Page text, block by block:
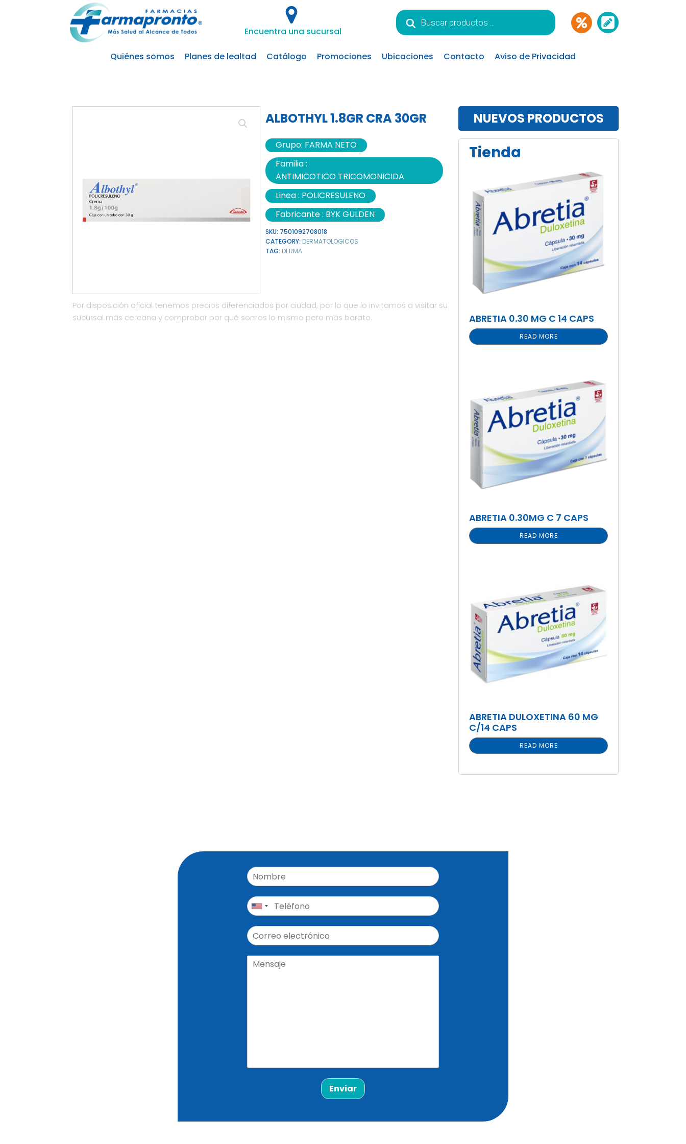
Encuentra una sucursal
Búsqueda
de
productos
Quiénes somos Planes de lealtad Catálogo Promociones Ubicaciones Contacto Aviso de Privacidad
ALBOTHYL 1.8GR CRA 30GR
Grupo: FARMA NETO
Familia :
ANTIMICOTICO TRICOMONICIDA
Linea : POLICRESULENO
Fabricante : BYK GULDEN
SKU: 7501092708018
CATEGORY: DERMATOLOGICOS
TAG: DERMA
Por disposición oficial tenemos precios diferenciados por ciudad, por lo que lo invitamos a visitar su
sucursal más cercana y comprobar por qué somos lo mismo pero más barato.
NUEVOS PRODUCTOS
Tienda
ABRETIA 0.30 MG C 14 CAPS
READ MORE
ABRETIA 0.30MG C 7 CAPS
READ MORE
ABRETIA DULOXETINA 60 MG
C/14 CAPS
READ MORE
Enviar